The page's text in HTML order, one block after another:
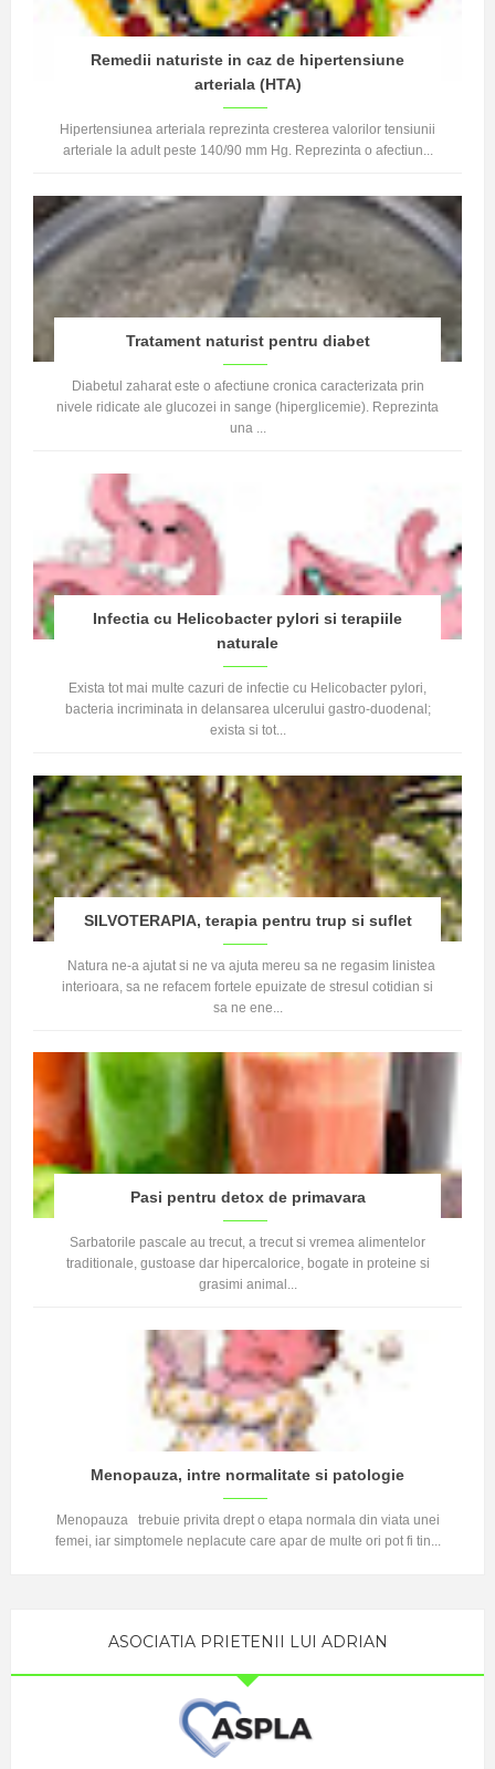
Remedii naturiste in caz de hipertensiune
arteriala (HTA)
Hipertensiunea arteriala reprezinta cresterea valorilor tensiunii
arteriale la adult peste 140/90 mm Hg. Reprezinta o afectiun...
Tratament naturist pentru diabet
Diabetul zaharat este o afectiune cronica caracterizata prin
nivele ridicate ale glucozei in sange (hiperglicemie). Reprezinta
una ...
Infectia cu Helicobacter pylori si terapiile
naturale
Exista tot mai multe cazuri de infectie cu Helicobacter pylori,
bacteria incriminata in delansarea ulcerului gastro-duodenal;
exista si tot...
SILVOTERAPIA, terapia pentru trup si suflet
Natura ne-a ajutat si ne va ajuta mereu sa ne regasim linistea
interioara, sa ne refacem fortele epuizate de stresul cotidian si
sa ne ene...
Pasi pentru detox de primavara
Sarbatorile pascale au trecut, a trecut si vremea alimentelor
traditionale, gustoase dar hipercalorice, bogate in proteine si
grasimi animal...
Menopauza, intre normalitate si patologie
Menopauza trebuie privita drept o etapa normala din viata unei
femei, iar simptomele neplacute care apar de multe ori pot fi tin...
ASOCIATIA PRIETENII LUI ADRIAN